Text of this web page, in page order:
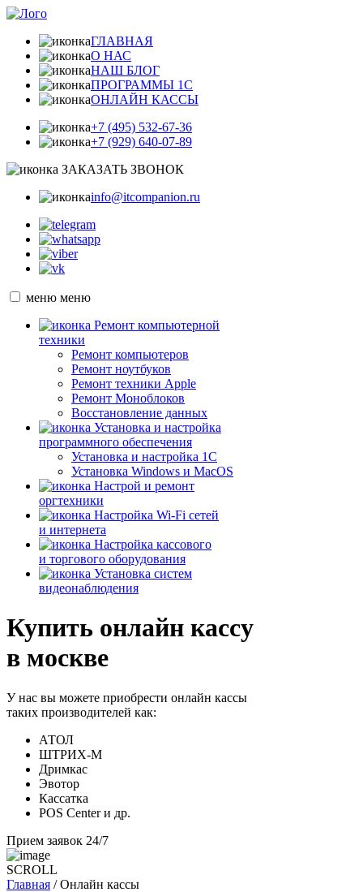
ГЛАВНАЯ
О НАС
НАШ БЛОГ
ПРОГРАММЫ 1С
ОНЛАЙН КАССЫ
+7 (495) 532-67-36
+7 (929) 640-07-89
ЗАКАЗАТЬ ЗВОНОК
info@itcompanion.ru
меню меню
Ремонт компьютерной
техники
Ремонт компьютеров
Ремонт ноутбуков
Ремонт техники Apple
Ремонт Моноблоков
Восстановление данных
Установка и настройка
программного обеспечения
Установка и настройка 1С
Установка Windows и MacOS
Настрой и ремонт
оргтехники
Настройка Wi-Fi сетей
и интернета
Настройка кассового
и торгового оборудования
Установка систем
видеонаблюдения
Купить онлайн кассу
в москве
У нас вы можете приобрести онлайн кассы
таких производителей как:
АТОЛ
ШТРИХ-М
Дримкас
Эвотор
Кассатка
POS Center и др.
Прием заявок 24/7
SCROLL
Главная / Онлайн кассы